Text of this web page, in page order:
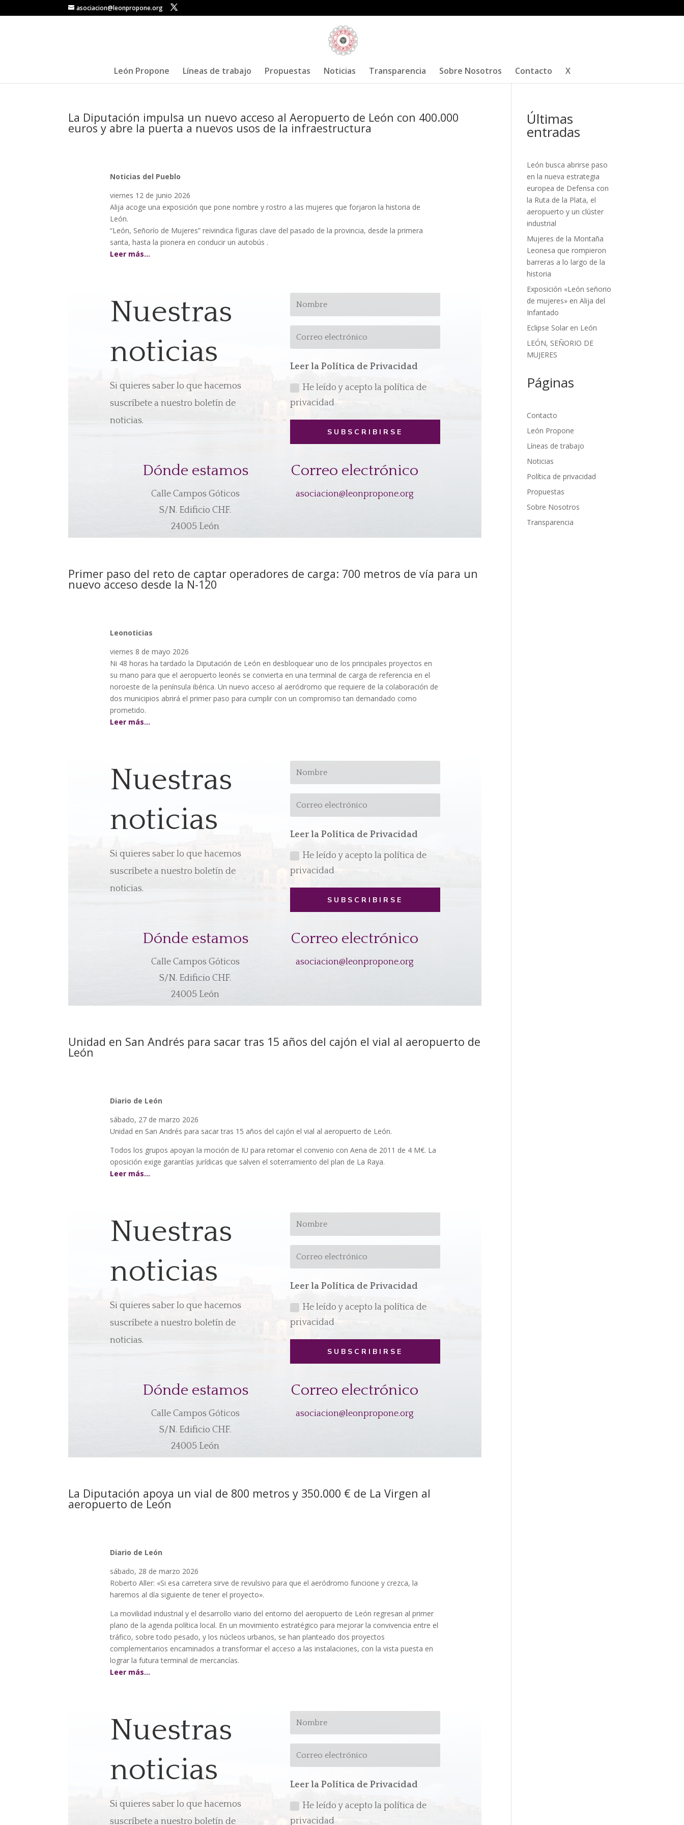
asociacion@leonpropone.org
León Propone Líneas de trabajo Propuestas Noticias Transparencia Sobre Nosotros Contacto X
La Diputación impulsa un nuevo acceso al Aeropuerto de León con 400.000
euros y abre la puerta a nuevos usos de la infraestructura
Noticias del Pueblo
viernes 12 de junio 2026
Alija acoge una exposición que pone nombre y rostro a las mujeres que forjaron la historia de
León.
“León, Señorío de Mujeres” reivindica figuras clave del pasado de la provincia, desde la primera
santa, hasta la pionera en conducir un autobús .
Leer más…
Nuestras
noticias
Si quieres saber lo que hacemos
suscríbete a nuestro boletín de
noticias.
Leer la Política de Privacidad
He leído y acepto la política de
privacidad
SUBSCRIBIRSE
Dónde estamos
Calle Campos Góticos
S/N. Edificio CHF.
24005 León
Correo electrónico
asociacion@leonpropone.org
Primer paso del reto de captar operadores de carga: 700 metros de vía para un
nuevo acceso desde la N-120
Leonoticias
viernes 8 de mayo 2026
Ni 48 horas ha tardado la Diputación de León en desbloquear uno de los principales proyectos en
su mano para que el aeropuerto leonés se convierta en una terminal de carga de referencia en el
noroeste de la península ibérica. Un nuevo acceso al aeródromo que requiere de la colaboración de
dos municipios abrirá el primer paso para cumplir con un compromiso tan demandado como
prometido.
Leer más…
Nuestras
noticias
Si quieres saber lo que hacemos
suscríbete a nuestro boletín de
noticias.
Leer la Política de Privacidad
He leído y acepto la política de
privacidad
SUBSCRIBIRSE
Dónde estamos
Calle Campos Góticos
S/N. Edificio CHF.
24005 León
Correo electrónico
asociacion@leonpropone.org
Unidad en San Andrés para sacar tras 15 años del cajón el vial al aeropuerto de
León
Diario de León
sábado, 27 de marzo 2026
Unidad en San Andrés para sacar tras 15 años del cajón el vial al aeropuerto de León.
Todos los grupos apoyan la moción de IU para retomar el convenio con Aena de 2011 de 4 M€. La
oposición exige garantías jurídicas que salven el soterramiento del plan de La Raya.
Leer más…
Nuestras
noticias
Si quieres saber lo que hacemos
suscríbete a nuestro boletín de
noticias.
Leer la Política de Privacidad
He leído y acepto la política de
privacidad
SUBSCRIBIRSE
Dónde estamos
Calle Campos Góticos
S/N. Edificio CHF.
24005 León
Correo electrónico
asociacion@leonpropone.org
La Diputación apoya un vial de 800 metros y 350.000 € de La Virgen al
aeropuerto de León
Diario de León
sábado, 28 de marzo 2026
Roberto Aller: «Si esa carretera sirve de revulsivo para que el aeródromo funcione y crezca, la
haremos al día siguiente de tener el proyecto».
La movilidad industrial y el desarrollo viario del entorno del aeropuerto de León regresan al primer
plano de la agenda política local. En un movimiento estratégico para mejorar la convivencia entre el
tráfico, sobre todo pesado, y los núcleos urbanos, se han planteado dos proyectos
complementarios encaminados a transformar el acceso a las instalaciones, con la vista puesta en
lograr la futura terminal de mercancías.
Leer más…
Nuestras
noticias
Si quieres saber lo que hacemos
suscríbete a nuestro boletín de
Leer la Política de Privacidad
He leído y acepto la política de
privacidad
Últimas
entradas
León busca abrirse paso
en la nueva estrategia
europea de Defensa con
la Ruta de la Plata, el
aeropuerto y un clúster
industrial
Mujeres de la Montaña
Leonesa que rompieron
barreras a lo largo de la
historia
Exposición «León señorio
de mujeres» en Alija del
Infantado
Eclipse Solar en León
LEÓN, SEÑORIO DE
MUJERES
Páginas
Contacto
León Propone
Líneas de trabajo
Noticias
Política de privacidad
Propuestas
Sobre Nosotros
Transparencia